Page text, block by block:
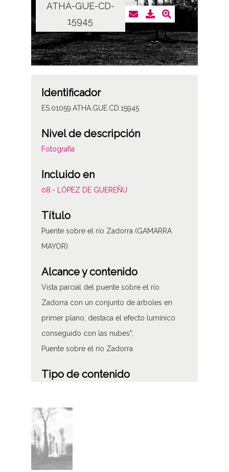
ATHA-GUE-CD-
15945
Identificador
ES.01059.ATHA.GUE.CD.15945
Nivel de descripción
Fotografía
Incluido en
08.- LÓPEZ DE GUEREÑU
Título
Puente sobre el río Zadorra (GAMARRA
MAYOR)
Alcance y contenido
Vista parcial del puente sobre el río
Zadorra con un conjunto de árboles en
primer plano; destaca el efecto lumínico
conseguido con las nubes";
Puente sobre el río Zadorra
Tipo de contenido
Características del soporte
Tipo de imagen: Positivos Imagen Final:
Plata;